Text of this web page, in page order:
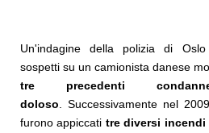
Un'indagine della polizia di
sospetti su un camionista danese
tre precedenti
doloso . Successivamente nel
furono appiccati tre diversi incendi